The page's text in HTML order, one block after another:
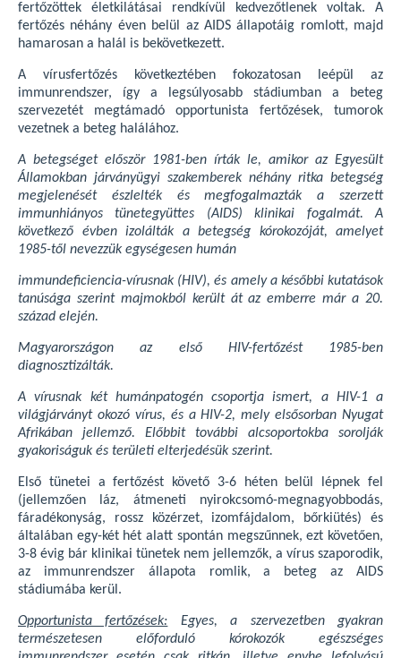
fertőzöttek életkilátásai rendkívül kedvezőtlenek voltak. A
fertőzés néhány éven belül az AIDS állapotáig romlott, majd
hamarosan a halál is bekövetkezett.
A vírusfertőzés következtében fokozatosan leépül az
immunrendszer, így a legsúlyosabb stádiumban a beteg
szervezetét megtámadó opportunista fertőzések, tumorok
vezetnek a beteg halálához.
A betegséget először 1981-ben írták le, amikor az Egyesült
Államokban járványügyi szakemberek néhány ritka betegség
megjelenését észlelték és megfogalmazták a szerzett
immunhiányos tünetegyüttes (AIDS) klinikai fogalmát. A
következő évben izolálták a betegség kórokozóját, amelyet
1985-től nevezzük egységesen humán
immundeficiencia-vírusnak (HIV), és amely a későbbi kutatások
tanúsága szerint majmokból került át az emberre már a 20.
század elején.
Magyarországon az első HIV-fertőzést 1985-ben
diagnosztizálták.
A vírusnak két humánpatogén csoportja ismert, a HIV-1 a
világjárványt okozó vírus, és a HIV-2, mely elsősorban Nyugat
Afrikában jellemző. Előbbit további alcsoportokba sorolják
gyakoriságuk és területi elterjedésük szerint.
Első tünetei a fertőzést követő 3-6 héten belül lépnek fel
(jellemzően láz, átmeneti nyirokcsomó-megnagyobbodás,
fáradékonyság, rossz közérzet, izomfájdalom, bőrkiütés) és
általában egy-két hét alatt spontán megszűnnek, ezt követően,
3-8 évig bár klinikai tünetek nem jellemzők, a vírus szaporodik,
az immunrendszer állapota romlik, a beteg az AIDS
stádiumába kerül.
Opportunista fertőzések: Egyes, a szervezetben gyakran
természetesen előforduló kórokozók egészséges